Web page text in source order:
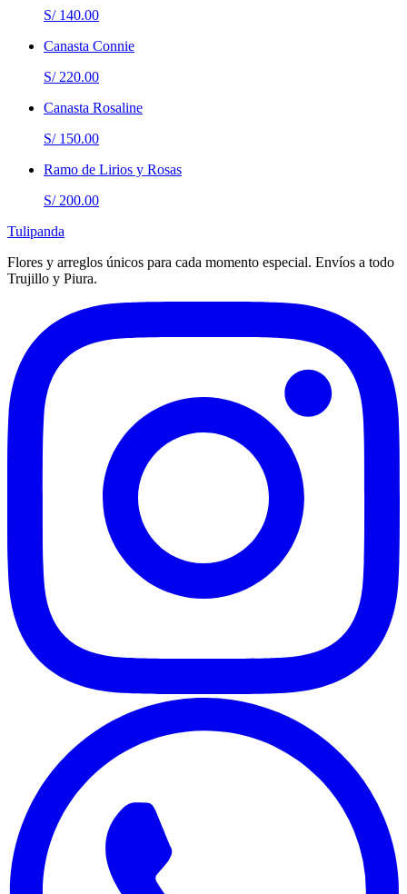
S/ 140.00
Canasta Connie
S/ 220.00
Canasta Rosaline
S/ 150.00
Ramo de Lirios y Rosas
S/ 200.00
Tulipanda
Flores y arreglos únicos para cada momento especial. Envíos a todo
Trujillo y Piura.